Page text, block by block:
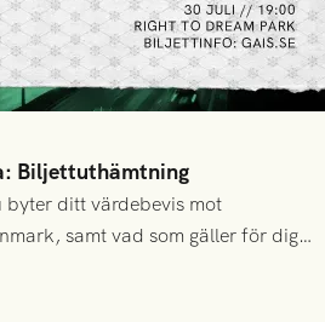
Biljettuthämtning
ditt värdebevis mot
samt vad som gäller för dig
fått förhinder.